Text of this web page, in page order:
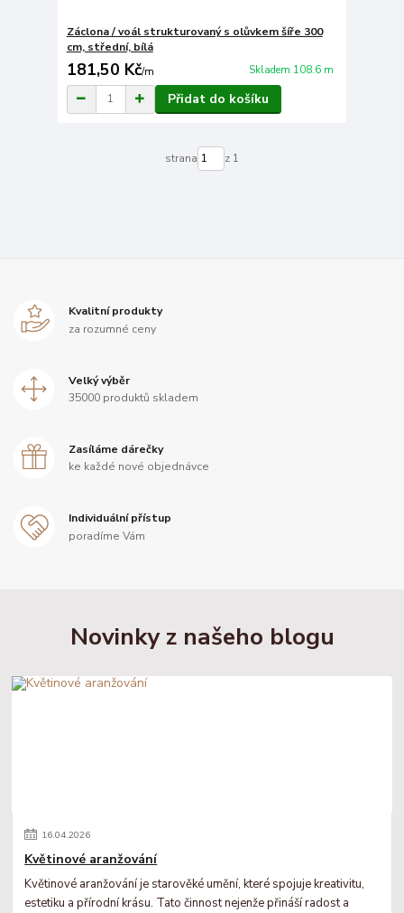
Záclona / voál strukturovaný s olůvkem šíře 300
cm, střední, bílá
181,50 Kč/m Skladem 108.6 m
Přidat do košíku
strana z 1
Kvalitní produkty
za rozumné ceny
Velký výběr
35000 produktů skladem
Zasíláme dárečky
ke každé nové objednávce
Individuální přístup
poradíme Vám
Novinky z našeho blogu
16.04.2026
Květinové aranžování
Květinové aranžování je starověké umění, které spojuje kreativitu,
estetiku a přírodní krásu. Tato činnost nejenže přináší radost a